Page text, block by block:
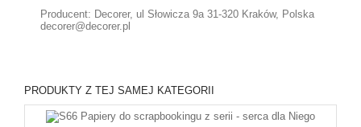
Producent: Decorer, ul Słowicza 9a 31-320 Kraków, Polska
decorer@decorer.pl
PRODUKTY Z TEJ SAMEJ KATEGORII